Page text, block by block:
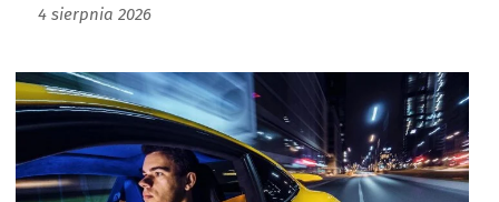
4 sierpnia 2026